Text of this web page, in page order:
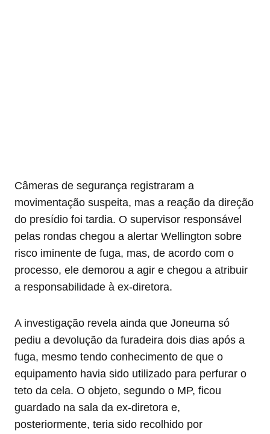
Câmeras de segurança registraram a
movimentação suspeita, mas a reação da direção
do presídio foi tardia. O supervisor responsável
pelas rondas chegou a alertar Wellington sobre
risco iminente de fuga, mas, de acordo com o
processo, ele demorou a agir e chegou a atribuir
a responsabilidade à ex-diretora.
A investigação revela ainda que Joneuma só
pediu a devolução da furadeira dois dias após a
fuga, mesmo tendo conhecimento de que o
equipamento havia sido utilizado para perfurar o
teto da cela. O objeto, segundo o MP, ficou
guardado na sala da ex-diretora e,
posteriormente, teria sido recolhido por